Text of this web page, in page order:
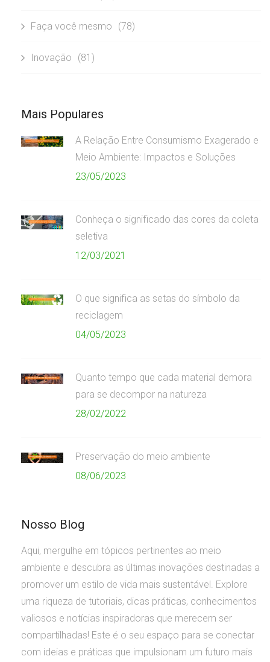
Faça você mesmo (78)
Inovação (81)
Mais Populares
A Relação Entre Consumismo Exagerado e
Meio Ambiente: Impactos e Soluções
23/05/2023
Conheça o significado das cores da coleta
seletiva
12/03/2021
O que significa as setas do símbolo da
reciclagem
04/05/2023
Quanto tempo que cada material demora
para se decompor na natureza
28/02/2022
Preservação do meio ambiente
08/06/2023
Nosso Blog
Aqui, mergulhe em tópicos pertinentes ao meio
ambiente e descubra as últimas inovações destinadas a
promover um estilo de vida mais sustentável. Explore
uma riqueza de tutoriais, dicas práticas, conhecimentos
valiosos e notícias inspiradoras que merecem ser
compartilhadas! Este é o seu espaço para se conectar
com ideias e práticas que impulsionam um futuro mais